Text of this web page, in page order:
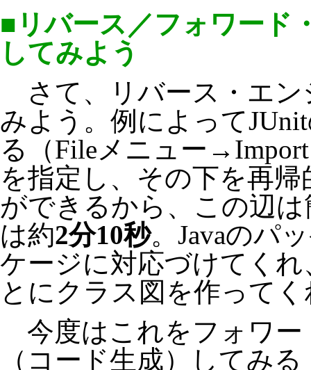
■リバース／フォワード
してみよう
さて、リバース・エン
みよう。例によって
る（Fileメニュー
を指定し、その下を再
ができるから、この辺
は約2分10秒。Javaのパ
ケージに対応づけてく
とにクラス図を作って
今度はこれをフォワー
（コード生成）してみ